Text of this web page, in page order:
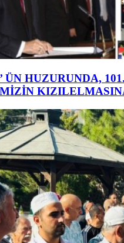
ÜN HUZURUNDA,